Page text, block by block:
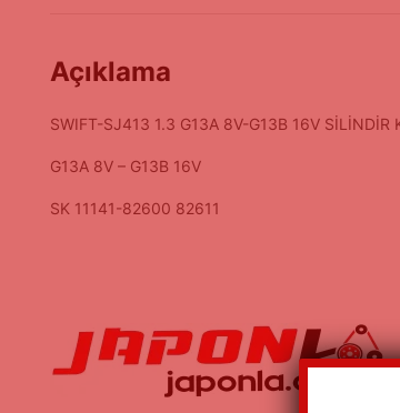
Açıklama
SWIFT-SJ413 1.3 G13A 8V-G13B 16V SİLİNDİR
G13A 8V – G13B 16V
SK 11141-82600 82611